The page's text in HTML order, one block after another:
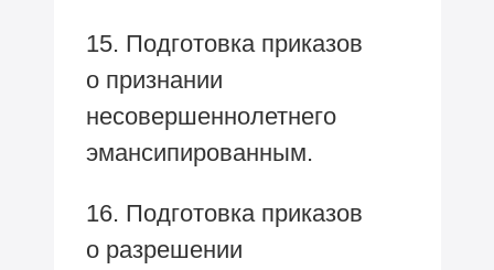
15. Подготовка приказов
о признании
несовершеннолетнего
эмансипированным.
16. Подготовка приказов
о разрешении